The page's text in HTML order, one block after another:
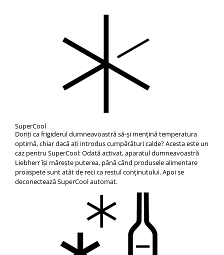
SuperCool
Doriţi ca frigiderul dumneavoastră să-şi menţină temperatura
optimă, chiar dacă aţi introdus cumpărături calde? Acesta este un
caz pentru SuperCool: Odată activat, aparatul dumneavoastră
Liebherr îşi măreşte puterea, până când produsele alimentare
proaspete sunt atât de reci ca restul conţinutului. Apoi se
deconectează SuperCool automat.